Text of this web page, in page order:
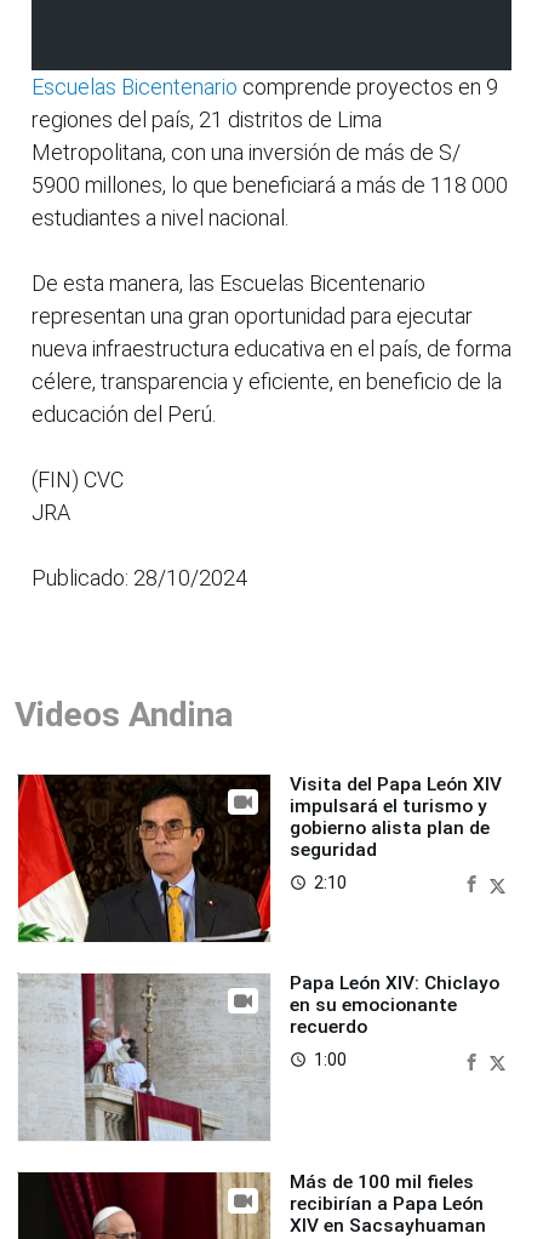
Escuelas Bicentenario comprende proyectos en 9
regiones del país, 21 distritos de Lima
Metropolitana, con una inversión de más de S/
5900 millones, lo que beneficiará a más de 118 000
estudiantes a nivel nacional.
De esta manera, las Escuelas Bicentenario
representan una gran oportunidad para ejecutar
nueva infraestructura educativa en el país, de forma
célere, transparencia y eficiente, en beneficio de la
educación del Perú.
(FIN) CVC
JRA
Publicado: 28/10/2024
Videos Andina
Visita del Papa León XIV
impulsará el turismo y
gobierno alista plan de
seguridad
access_time 2:10
Papa León XIV: Chiclayo
en su emocionante
recuerdo
access_time 1:00
Más de 100 mil fieles
recibirían a Papa León
XIV en Sacsayhuaman